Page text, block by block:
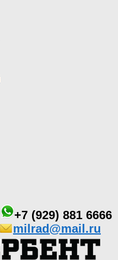
+7 (929) 881 6666
milrad@mail.ru